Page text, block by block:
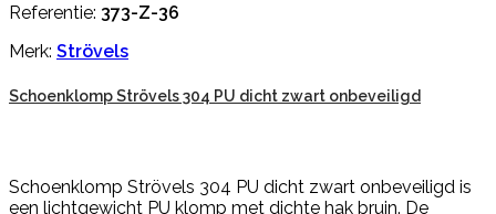
Referentie: 373-Z-36
Merk: Strövels
Schoenklomp Strövels 304 PU dicht zwart onbeveiligd
Schoenklomp Strövels 304 PU dicht zwart onbeveiligd is
een lichtgewicht PU klomp met dichte hak bruin. De